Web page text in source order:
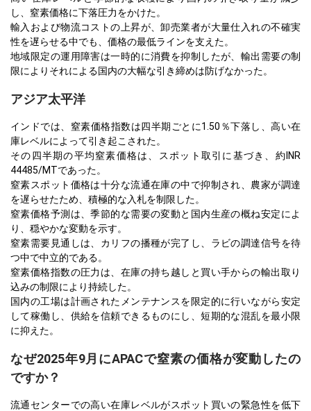
し、窒素価格に下落圧力をかけた。
輸入および物流コストの上昇が、卸売業者が大量仕入れの不確実
性を遅らせる中でも、価格の最低ラインを支えた。
地域限定の運用障害は一時的に消費を抑制したが、輸出需要の制
限によりそれによる国内の大幅な引き締めは防げなかった。
アジア太平洋
インドでは、窒素価格指数は四半期ごとに1.50％下落し、高い在
庫レベルによって引き起こされた。
その四半期の平均窒素価格は、スポット取引に基づき、約INR
44485/MTであった。
窒素スポット価格は十分な流通在庫の中で抑制され、農家が調達
を遅らせたため、積極的な入札を制限した。
窒素価格予測は、季節的な需要の変動と国内生産の概ね安定によ
り、穏やかな変動を示す。
窒素需要見通しは、カリフの播種が完了し、ラビの調達信号を待
つ中で中立的である。
窒素価格指数の圧力は、在庫の持ち越しと買い手からの輸出取り
込みの制限により持続した。
国内の工場は計画されたメンテナンスを限定的に行いながら安定
して稼働し、供給を信頼できるものにし、短期的な混乱を最小限
に抑えた。
なぜ2025年9月にAPACで窒素の価格が変動したの
ですか？
流通センターでの高い在庫レベルがスポット買いの緊急性を低下